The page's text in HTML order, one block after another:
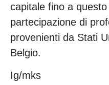
capitale fino a
partecipazione di
provenienti da Stati
Belgio.
Ig/mks